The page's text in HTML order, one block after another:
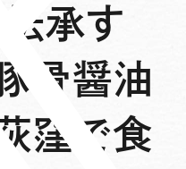
承す
骨醤油
窪で食